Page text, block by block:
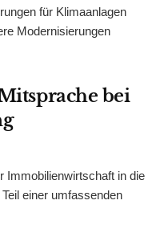
für Klimaanlagen
Modernisierungen
bei
Immobilienwirtschaft in die
einer umfassenden